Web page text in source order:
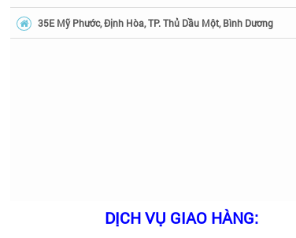
35E Mỹ Phước, Định Hòa, TP. Thủ Dầu Một, Bình Dương
DỊCH VỤ GIAO HÀNG: